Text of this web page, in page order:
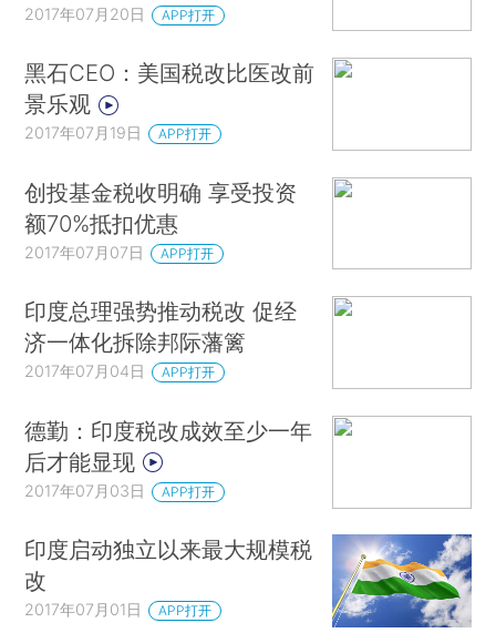
2017年07月20日 APP打开
黑石CEO：美国税改比医改前
景乐观
2017年07月19日 APP打开
创投基金税收明确 享受投资
额70%抵扣优惠
2017年07月07日 APP打开
印度总理强势推动税改 促经
济一体化拆除邦际藩篱
2017年07月04日 APP打开
德勤：印度税改成效至少一年
后才能显现
2017年07月03日 APP打开
印度启动独立以来最大规模税
改
2017年07月01日 APP打开